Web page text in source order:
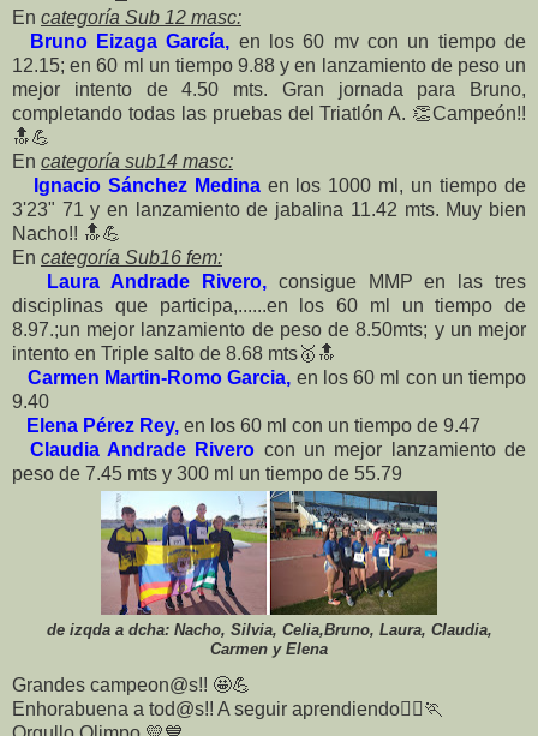
En categoría Sub 12 masc:
Bruno Eizaga García, en los 60 mv con un tiempo de
12.15; en 60 ml un tiempo 9.88 y en lanzamiento de peso un
mejor intento de 4.50 mts. Gran jornada para Bruno,
completando todas las pruebas del Triatlón A. 👏Campeón!!
🔝💪
En categoría sub14 masc:
Ignacio Sánchez Medinaen los 1000 ml, un tiempo de
3'23" 71 y en lanzamiento de jabalina 11.42 mts. Muy bien
Nacho!! 🔝💪
En categoría Sub16 fem:
Laura Andrade Rivero, consigue MMP en las tres
disciplinas que participa,......en los 60 ml un tiempo de
8.97.;un mejor lanzamiento de peso de 8.50mts; y un mejor
intento en Triple salto de 8.68 mts🥇 🔝
Carmen Martin-Romo Garcia, en los 60 ml con un tiempo
9.40
Elena Pérez Rey, en los 60 ml con un tiempo de 9.47
Claudia Andrade Rivero con un mejor lanzamiento de
peso de 7.45 mts y 300 ml un tiempo de 55.79
de izqda a dcha: Nacho, Silvia, Celia,Bruno, Laura, Claudia,
Carmen y Elena
Grandes campeon@s!! 🤩💪
Enhorabuena a tod@s!! A seguir aprendiendo🏃‍♀🏃